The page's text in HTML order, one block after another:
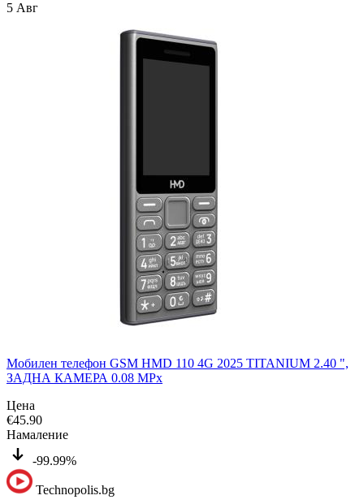
5 Авг
Мобилен телефон GSM HMD 110 4G 2025 TITANIUM 2.40 ",
ЗАДНА КАМЕРА 0.08 MPx
Цена
€45.90
Намаление
-99.99%
Technopolis.bg